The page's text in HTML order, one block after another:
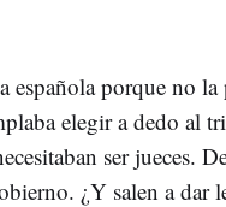
española porque no
elegir a dedo al
ser jueces.
¿Y salen a dar